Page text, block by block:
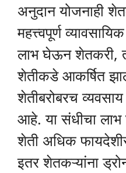
अनुदान योजनाही
महत्त्वपूर्ण
लाभ घेऊन शेतकरी,
शेतीकडे आकर्षित
शेतीबरोबरच
आहे. या संधीचा
शेती अधिक
इतर शेतकऱ्यांना